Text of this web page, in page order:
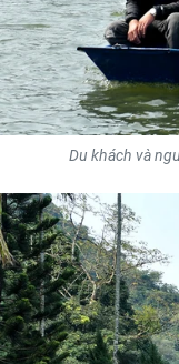
Du khách và